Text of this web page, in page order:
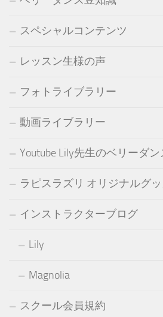
スペシャルコンテンツ
レッスン生様の声
フォトライブラリー
動画ライブラリー
Youtube Lily先生のベリーダ
ラピスラズリ オリジナルグ
インストラクターブログ
Lily
Magnolia
スクール会員規約